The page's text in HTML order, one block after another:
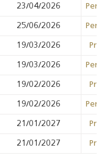
23/04/2026
25/06/2026
19/03/2026
19/03/2026
19/02/2026
19/02/2026
21/01/2027
21/01/2027